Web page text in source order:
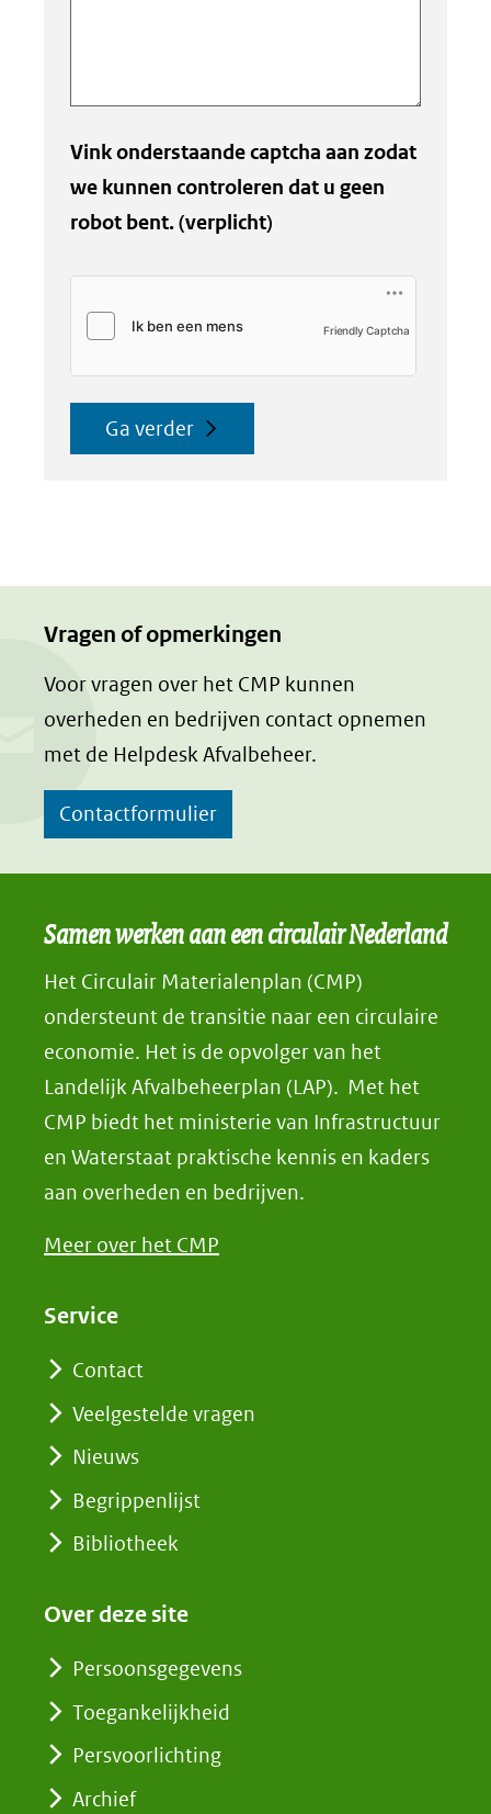
Vink onderstaande captcha aan zodat
we kunnen controleren dat u geen
robot bent.(verplicht)
Friendly Captcha
Ga verder
Vragen of opmerkingen
Voor vragen over het CMP kunnen
overheden en bedrijven contact opnemen
met de Helpdesk Afvalbeheer.
Contactformulier
Samen werken aan een circulair Nederland
Het Circulair Materialenplan (CMP)
ondersteunt de transitie naar een circulaire
economie. Het is de opvolger van het
Landelijk Afvalbeheerplan (LAP). Met het
CMP biedt het ministerie van Infrastructuur
en Waterstaat praktische kennis en kaders
aan overheden en bedrijven.
Meer over het CMP
Service
Contact
Veelgestelde vragen
Nieuws
Begrippenlijst
Bibliotheek
Over deze site
Persoonsgegevens
Toegankelijkheid
Persvoorlichting
Archief